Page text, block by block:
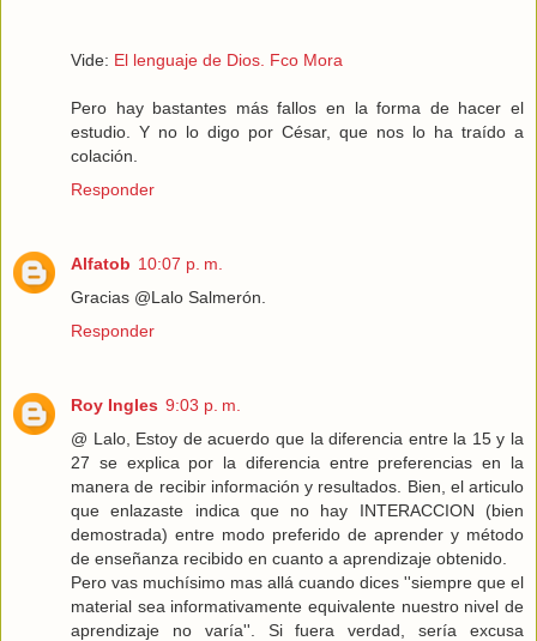
Vide: El lenguaje de Dios. Fco Mora
Pero hay bastantes más fallos en la forma de hacer el
estudio. Y no lo digo por César, que nos lo ha traído a
colación.
Responder
Alfatob 10:07 p. m.
Gracias @Lalo Salmerón.
Responder
Roy Ingles 9:03 p. m.
@ Lalo, Estoy de acuerdo que la diferencia entre la 15 y la
27 se explica por la diferencia entre preferencias en la
manera de recibir información y resultados. Bien, el articulo
que enlazaste indica que no hay INTERACCION (bien
demostrada) entre modo preferido de aprender y método
de enseñanza recibido en cuanto a aprendizaje obtenido.
Pero vas muchísimo mas allá cuando dices ''siempre que el
material sea informativamente equivalente nuestro nivel de
aprendizaje no varía''. Si fuera verdad, sería excusa